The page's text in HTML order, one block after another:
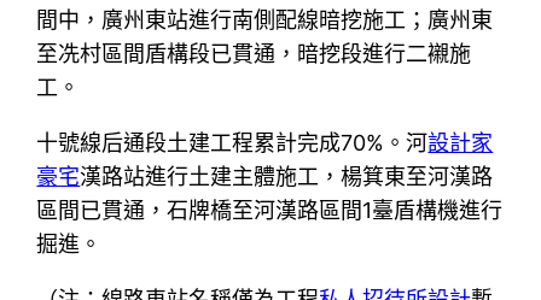
間中，廣州東站進行南側配線暗挖施工；廣州東
至冼村區間盾構段已貫通，暗挖段進行二襯施
工。
十號線后通段土建工程累計完成70%。河設計家
豪宅漢路站進行土建主體施工，楊箕東至河漢路
區間已貫通，石牌橋至河漢路區間1臺盾構機進行
掘進。